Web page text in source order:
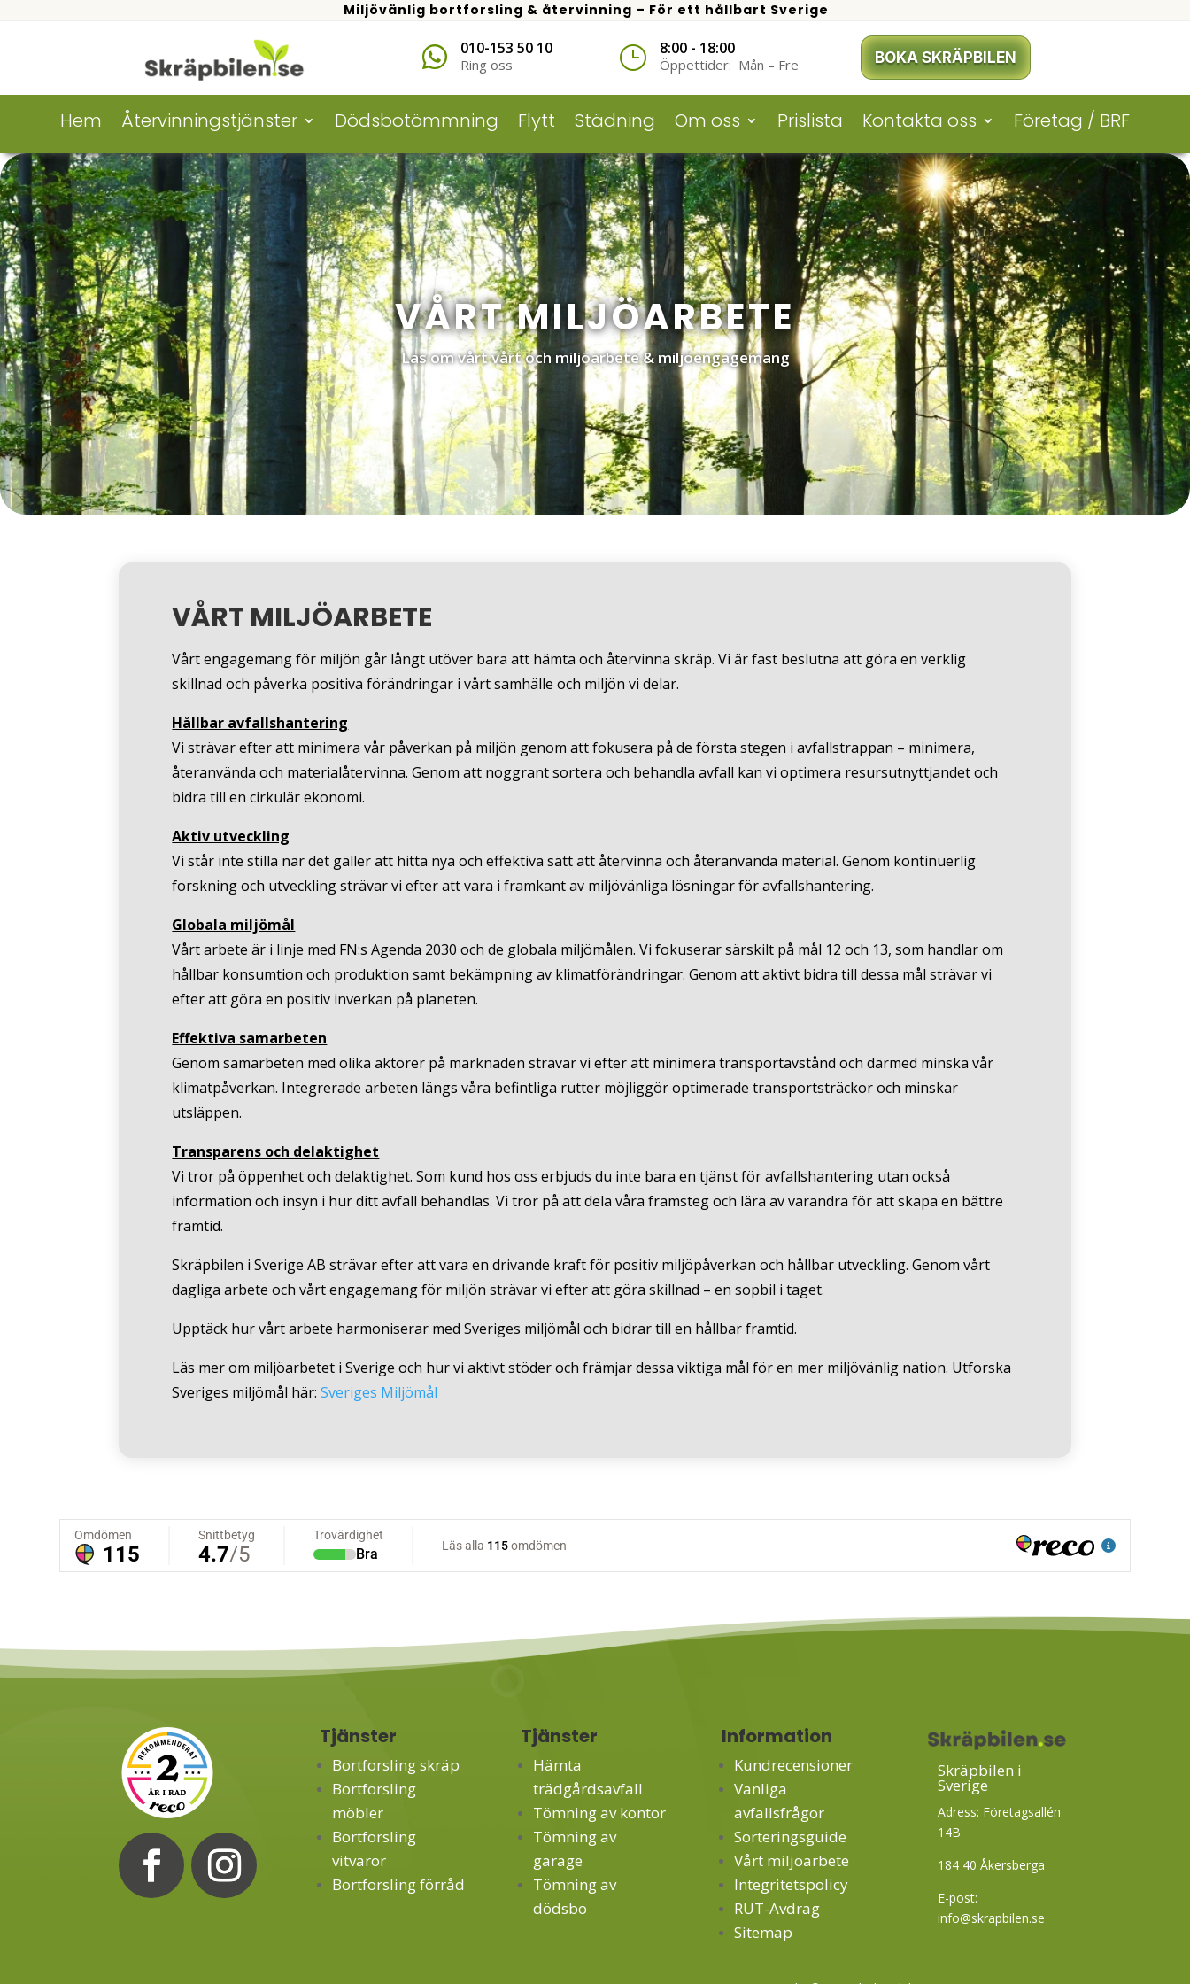
Miljövänlig bortforsling & återvinning – För ett hållbart Sverige
 010-153 50 10
Ring oss } 8:00 - 18:00
Öppettider: Mån – Fre BOKA SKRÄPBILEN
Hem Återvinningstjänster Dödsbotömmning Flytt Städning Om oss Prislista Kontakta oss Företag / BRF
VÅRT MILJÖARBETE
Läs om vårtvårt och miljöarbete & miljöengagemang
VÅRT MILJÖARBETE
Vårt engagemang för miljön går långt utöver bara att hämta och återvinna skräp. Vi är fast beslutna att göra en verklig
skillnad och påverka positiva förändringar i vårt samhälle och miljön vi delar.
Hållbar avfallshantering
Vi strävar efter att minimera vår påverkan på miljön genom att fokusera på de första stegen i avfallstrappan – minimera,
återanvända och materialåtervinna. Genom att noggrant sortera och behandla avfall kan vi optimera resursutnyttjandet och
bidra till en cirkulär ekonomi.
Aktiv utveckling
Vi står inte stilla när det gäller att hitta nya och effektiva sätt att återvinna och återanvända material. Genom kontinuerlig
forskning och utveckling strävar vi efter att vara i framkant av miljövänliga lösningar för avfallshantering.
Globala miljömål
Vårt arbete är i linje med FN:s Agenda 2030 och de globala miljömålen. Vi fokuserar särskilt på mål 12 och 13, som handlar om
hållbar konsumtion och produktion samt bekämpning av klimatförändringar. Genom att aktivt bidra till dessa mål strävar vi
efter att göra en positiv inverkan på planeten.
Effektiva samarbeten
Genom samarbeten med olika aktörer på marknaden strävar vi efter att minimera transportavstånd och därmed minska vår
klimatpåverkan. Integrerade arbeten längs våra befintliga rutter möjliggör optimerade transportsträckor och minskar
utsläppen.
Transparens och delaktighet
Vi tror på öppenhet och delaktighet. Som kund hos oss erbjuds du inte bara en tjänst för avfallshantering utan också
information och insyn i hur ditt avfall behandlas. Vi tror på att dela våra framsteg och lära av varandra för att skapa en bättre
framtid.
Skräpbilen i Sverige AB strävar efter att vara en drivande kraft för positiv miljöpåverkan och hållbar utveckling. Genom vårt
dagliga arbete och vårt engagemang för miljön strävar vi efter att göra skillnad – en sopbil i taget.
Upptäck hur vårt arbete harmoniserar med Sveriges miljömål och bidrar till en hållbar framtid.
Läs mer om miljöarbetet i Sverige och hur vi aktivt stöder och främjar dessa viktiga mål för en mer miljövänlig nation. Utforska
Sveriges miljömål här:Sveriges Miljömål
Tjänster
Bortforsling skräp
Bortforsling
möbler
Bortforsling
vitvaror
Bortforsling förråd
Tjänster
Hämta
trädgårdsavfall
Tömning av kontor
Tömning av
garage
Tömning av
dödsbo
Information
Kundrecensioner
Vanliga
avfallsfrågor
Sorteringsguide
Vårt miljöarbete
Integritetspolicy
RUT-Avdrag
Sitemap
Skräpbilen i
Sverige
Adress: Företagsallén
14B
184 40 Åkersberga
E-post:
info@skrapbilen.se